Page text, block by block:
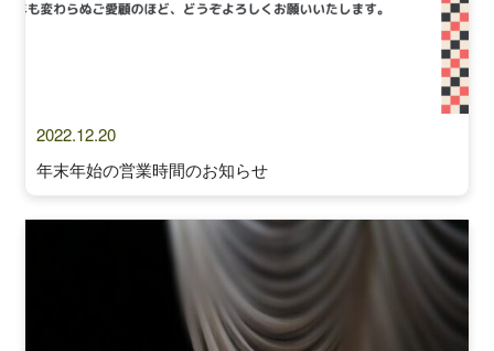
2022.12.20
年末年始の営業時間のお知らせ